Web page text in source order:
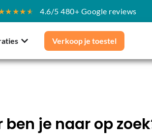
★ 4.6/5 480+ Google reviews
Verkoop je toestel
ben je naar op